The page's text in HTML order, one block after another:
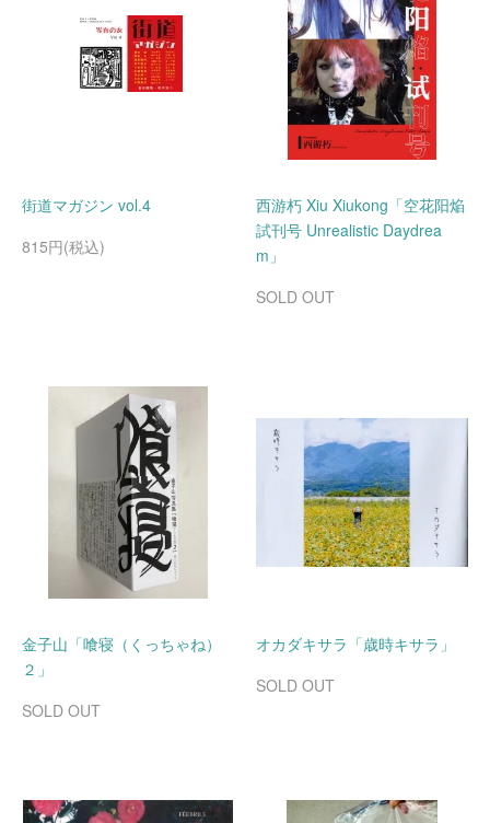
街道マガジン vol.4
815円(税込)
西游朽 Xiu Xiukong「空花阳焔
試刊号 Unrealistic Daydrea
m」
SOLD OUT
金子山「喰寝（くっちゃね）
２」
SOLD OUT
オカダキサラ「歳時キサラ」
SOLD OUT